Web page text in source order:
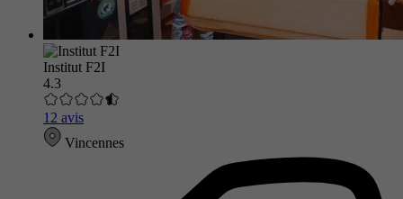
Institut F2I
4.3
12 avis
Vincennes